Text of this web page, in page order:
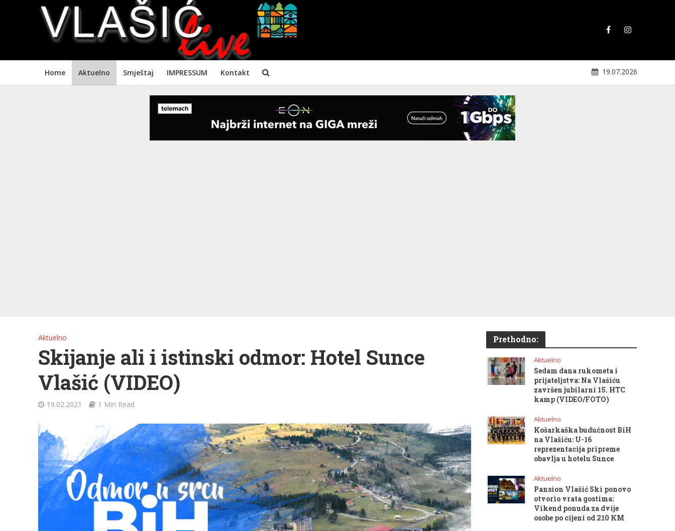
Home Aktuelno Smještaj IMPRESSUM Kontakt 19.07.2026
Aktuelno
Skijanje ali i istinski odmor: Hotel Sunce
Vlašić (VIDEO)
19.02.2021 1 Min Read
Prethodno:
Aktuelno
Sedam dana rukometa i
prijateljstva: Na Vlašiću
završen jubilarni 15. HTC
kamp (VIDEO/FOTO)
Aktuelno
Košarkaška budućnost BiH
na Vlašiću: U-16
reprezentacija pripreme
obavlja u hotelu Sunce
Aktuelno
Pansion Vlašić Ski ponovo
otvorio vrata gostima:
Vikend ponuda za dvije
osobe po cijeni od 210 KM